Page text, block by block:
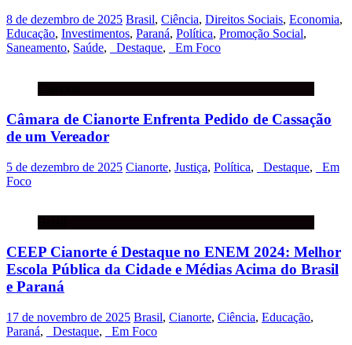
8 de dezembro de 2025 Brasil, Ciência, Direitos Sociais, Economia,
Educação, Investimentos, Paraná, Política, Promoção Social,
Saneamento, Saúde, _Destaque, _Em Foco
Câmara de Cianorte Enfrenta Pedido de Cassação
de um Vereador
5 de dezembro de 2025 Cianorte, Justiça, Política, _Destaque,
_Em
Foco
CEEP Cianorte é Destaque no ENEM 2024: Melhor
Escola Pública da Cidade e Médias Acima do Brasil
e Paraná
17 de novembro de 2025 Brasil, Cianorte, Ciência, Educação,
Paraná, _Destaque, _Em Foco